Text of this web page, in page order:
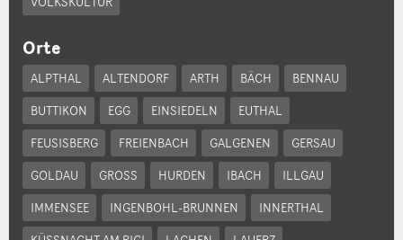
Orte
ALPTHAL ALTENDORF ARTH BÄCH
BENNAU
BUTTIKON
EGG EINSIEDELN
EUTHAL
FEUSISBERG
FREIENBACH GALGENEN
GERSAU
GOLDAU
GROSS HURDEN IBACH
ILLGAU
IMMENSEE
INGENBOHL-BRUNNEN
INNERTHAL